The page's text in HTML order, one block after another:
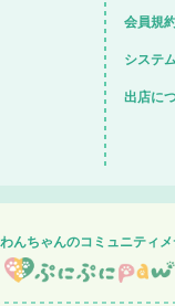
会員規
システ
出店に
わんちゃんのコミュニティ